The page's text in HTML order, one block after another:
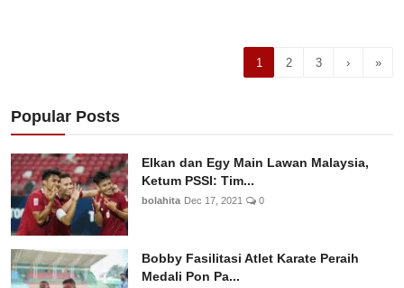
1 2 3 › »
Popular Posts
Elkan dan Egy Main Lawan Malaysia,
Ketum PSSI: Tim...
bolahita Dec 17, 2021 0
Bobby Fasilitasi Atlet Karate Peraih
Medali Pon Pa...